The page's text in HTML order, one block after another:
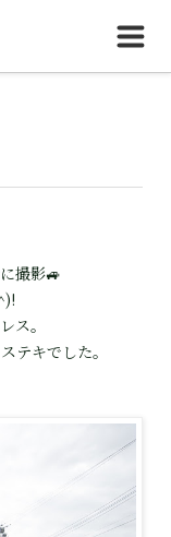
撮影🚙
ス。
テキでした。